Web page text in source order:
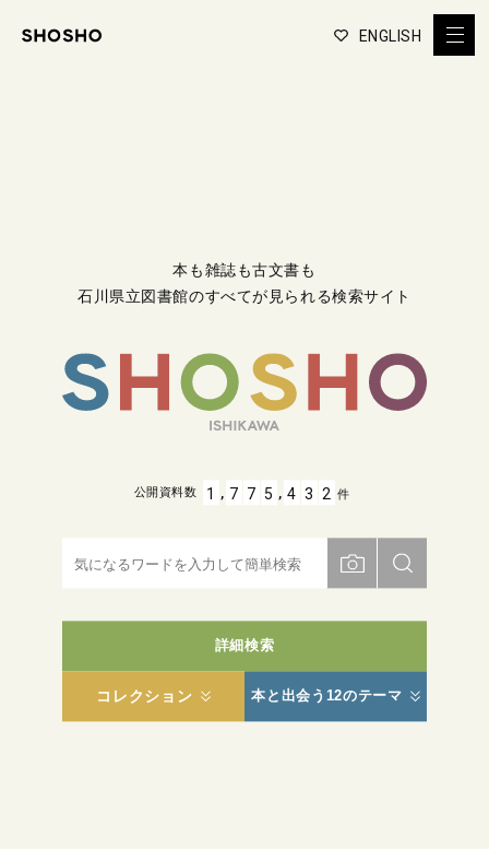
ENGLISH
本も雑誌も古文書も
石川県立図書館のすべてが見られる検索サイト
詳細検索
コレクション 本と出会う12のテーマ
公開資料数 1 , 7 7 5 , 4 3 2 件